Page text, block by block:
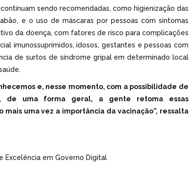
sendo recomendadas, como higienização das
e o uso de máscaras por pessoas com sintomas
da doença, com fatores de risco para complicações
imunossuprimidos, idosos, gestantes e pessoas com
de surtos de síndrome gripal em determinado local
e, nesse momento, com a possibilidade de
de uma forma geral, a gente retoma essas
uma vez a importância da vacinação”, ressalta
Excelência em Governo Digital